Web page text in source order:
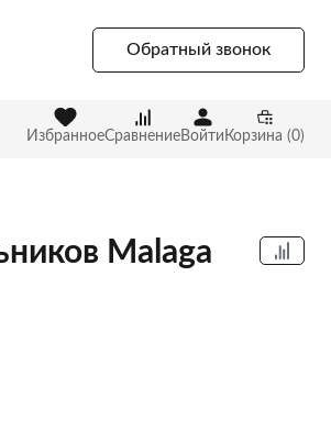
Обратный звонок
ИзбранноеСравнениеВойти Корзина (0)
Malaga